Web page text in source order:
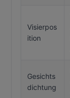
Visierpos
ition
Gesichts
dichtung